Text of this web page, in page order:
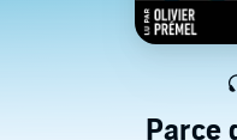
Parce